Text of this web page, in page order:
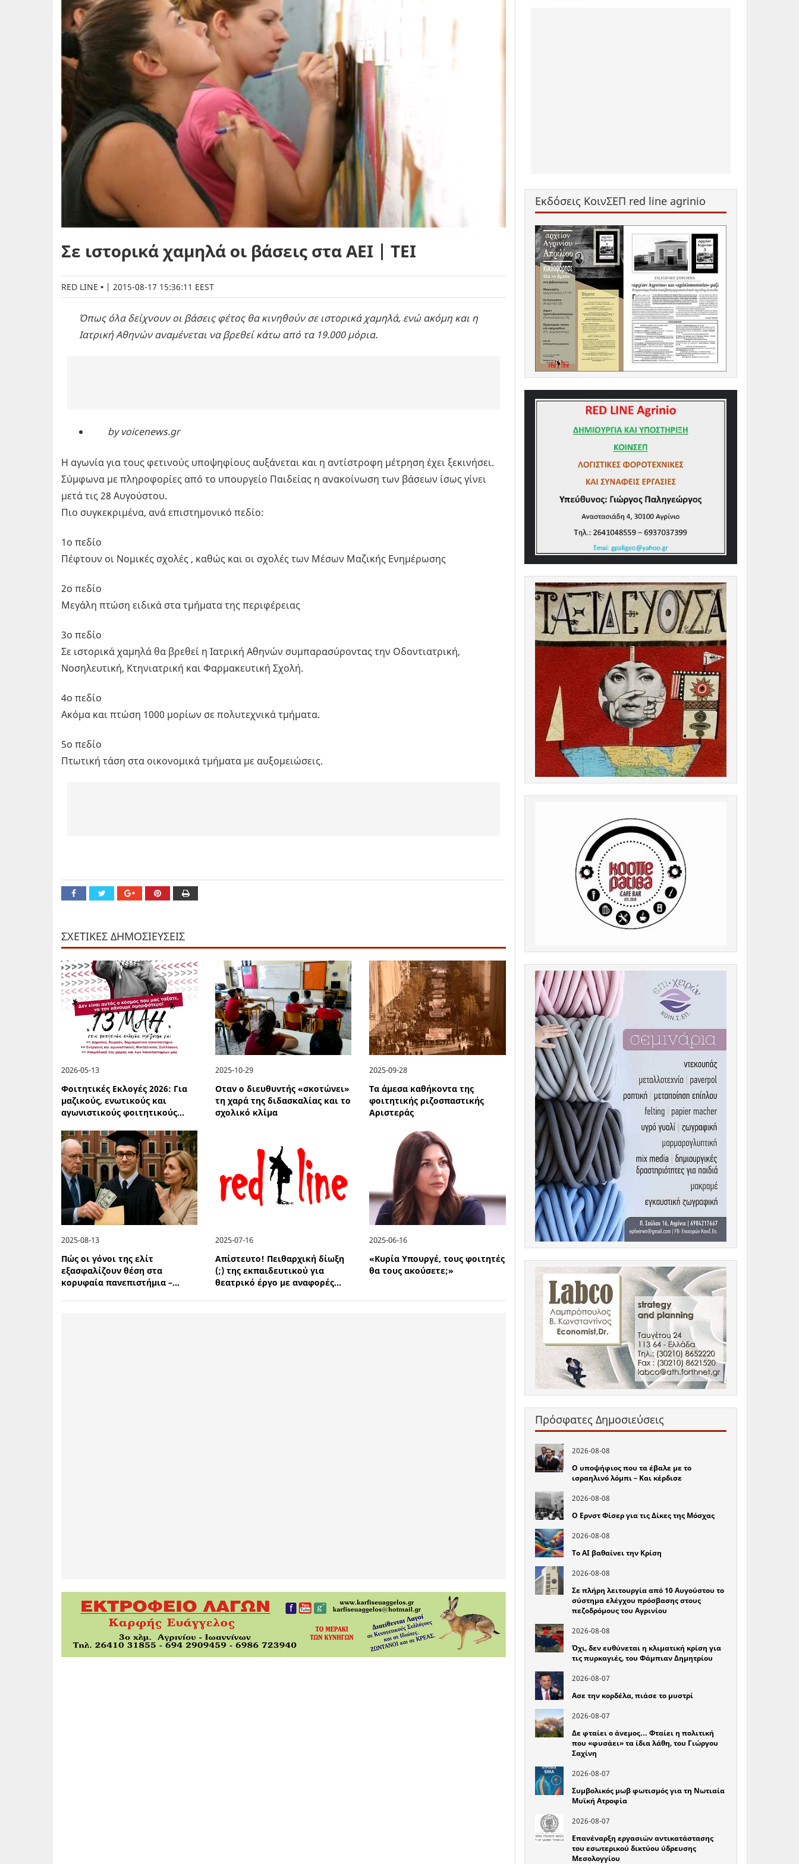
Σε ιστορικά χαμηλά οι βάσεις στα ΑΕΙ | ΤΕΙ
RED LINE | 2015-08-17 15:36:11 EEST
Όπως όλα δείχνουν οι βάσεις φέτος θα κινηθούν σε ιστορικά χαμηλά, ενώ ακόμη και η
Ιατρική Αθηνών αναμένεται να βρεθεί κάτω από τα 19.000 μόρια.
by voicenews.gr
Η αγωνία για τους φετινούς υποψηφίους αυξάνεται και η αντίστροφη μέτρηση έχει ξεκινήσει.
Σύμφωνα με πληροφορίες από το υπουργείο Παιδείας η ανακοίνωση των βάσεων ίσως γίνει
μετά τις 28 Αυγούστου.
Πιο συγκεκριμένα, ανά επιστημονικό πεδίο:
1ο πεδίο
Πέφτουν οι Νομικές σχολές , καθώς και οι σχολές των Μέσων Μαζικής Ενημέρωσης
2ο πεδίο
Μεγάλη πτώση ειδικά στα τμήματα της περιφέρειας
3ο πεδίο
Σε ιστορικά χαμηλά θα βρεθεί η Ιατρική Αθηνών συμπαρασύροντας την Οδοντιατρική,
Νοσηλευτική, Κτηνιατρική και Φαρμακευτική Σχολή.
4ο πεδίο
Ακόμα και πτώση 1000 μορίων σε πολυτεχνικά τμήματα.
5ο πεδίο
Πτωτική τάση στα οικονομικά τμήματα με αυξομειώσεις.
ΣΧΕΤΙΚΕΣ ΔΗΜΟΣΙΕΥΣΕΙΣ
2026-05-13
Φοιτητικές Εκλογές 2026: Για
µαζικούς, ενωτικούς και
αγωνιστικούς φοιτητικούς...
2025-10-29
Οταν ο διευθυντής «σκοτώνει»
τη χαρά της διδασκαλίας και το
σχολικό κλίμα
2025-09-28
Τα άμεσα καθήκοντα της
φοιτητικής ριζοσπαστικής
Αριστεράς
2025-08-13
Πώς οι γόνοι της ελίτ
εξασφαλίζουν θέση στα
κορυφαία πανεπιστήμια –...
2025-07-16
Απίστευτο! Πειθαρχική δίωξη
(;) της εκπαιδευτικού για
θεατρικό έργο με αναφορές...
2025-06-16
«Κυρία Υπουργέ, τους φοιτητές
θα τους ακούσετε;»
Εκδόσεις ΚοινΣΕΠ red line agrinio
Πρόσφατες Δημοσιεύσεις
2026-08-08
Ο υποψήφιος που τα έβαλε με το
ισραηλινό λόμπι – Και κέρδισε
2026-08-08
Ο Ερνστ Φίσερ για τις Δίκες της Μόσχας
2026-08-08
Το ΑΙ βαθαίνει την Κρίση
2026-08-08
Σε πλήρη λειτουργία από 10 Αυγούστου το
σύστημα ελέγχου πρόσβασης στους
πεζοδρόμους του Αγρινίου
2026-08-08
Όχι, δεν ευθύνεται η κλιματική κρίση για
τις πυρκαγιές, του Φάμπιαν Δημητρίου
2026-08-07
Ασε την κορδέλα, πιάσε το μυστρί
2026-08-07
Δε φταίει ο άνεμος… Φταίει η πολιτική
που «φυσάει» τα ίδια λάθη, του Γιώργου
Σαχίνη
2026-08-07
Συμβολικός μωβ φωτισμός για τη Νωτιαία
Μυϊκή Ατροφία
2026-08-07
Επανέναρξη εργασιών αντικατάστασης
του εσωτερικού δικτύου ύδρευσης
Μεσολογγίου